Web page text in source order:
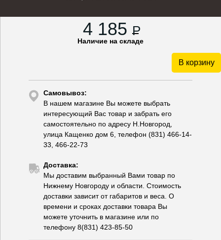
4 185 P
Наличие на складе
В корзину
Самовывоз:
В нашем магазине Вы можете выбрать
интересующий Вас товар и забрать его
самостоятельно по адресу Н.Новгород,
улица Кащенко дом 6, телефон (831) 466-14-
33, 466-22-73
Доставка:
Мы доставим выбранный Вами товар по
Нижнему Новгороду и области. Стоимость
доставки зависит от габаритов и веса. О
времени и сроках доставки товара Вы
можете уточнить в магазине или по
телефону 8(831) 423-85-50